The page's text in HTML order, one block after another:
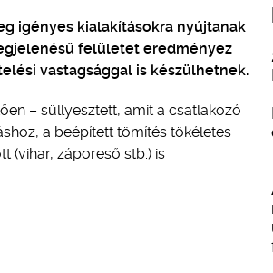
igényes kialakításokra nyújtanak
felületet eredményez
vastagsággal is készülhetnek.
– süllyesztett, amit a csatlakozó
a beépített tömítés tökéletes
(vihar, záporeső stb.) is